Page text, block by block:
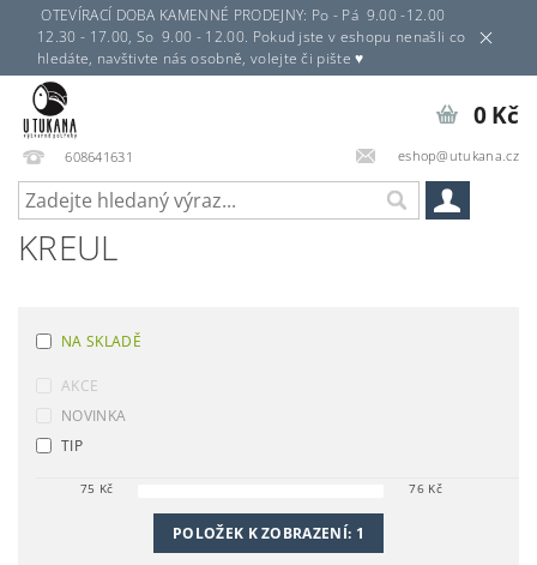
OTEVÍRACÍ DOBA KAMENNÉ PRODEJNY: Po - Pá 9.00 -12.00
12.30 - 17.00, So 9.00 - 12.00. Pokud jste v eshopu nenašli co
hledáte, navštivte nás osobně, volejte či pište ♥
608641631 eshop@utukana.cz
0 Kč
KREUL
NA SKLADĚ
AKCE
NOVINKA
TIP
75 Kč 76Kč
POLOŽEK K ZOBRAZENÍ: 1